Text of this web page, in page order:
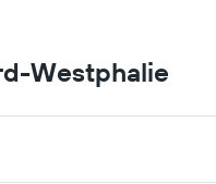
Westphalie